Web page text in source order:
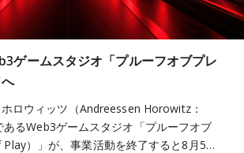
ゲームスタジオ「プルーフオブプレ
ロウィッツ（Andreessen Horowitz：
るWeb3ゲームスタジオ「プルーフオブ
）」が、事業活動を終了すると8月5…